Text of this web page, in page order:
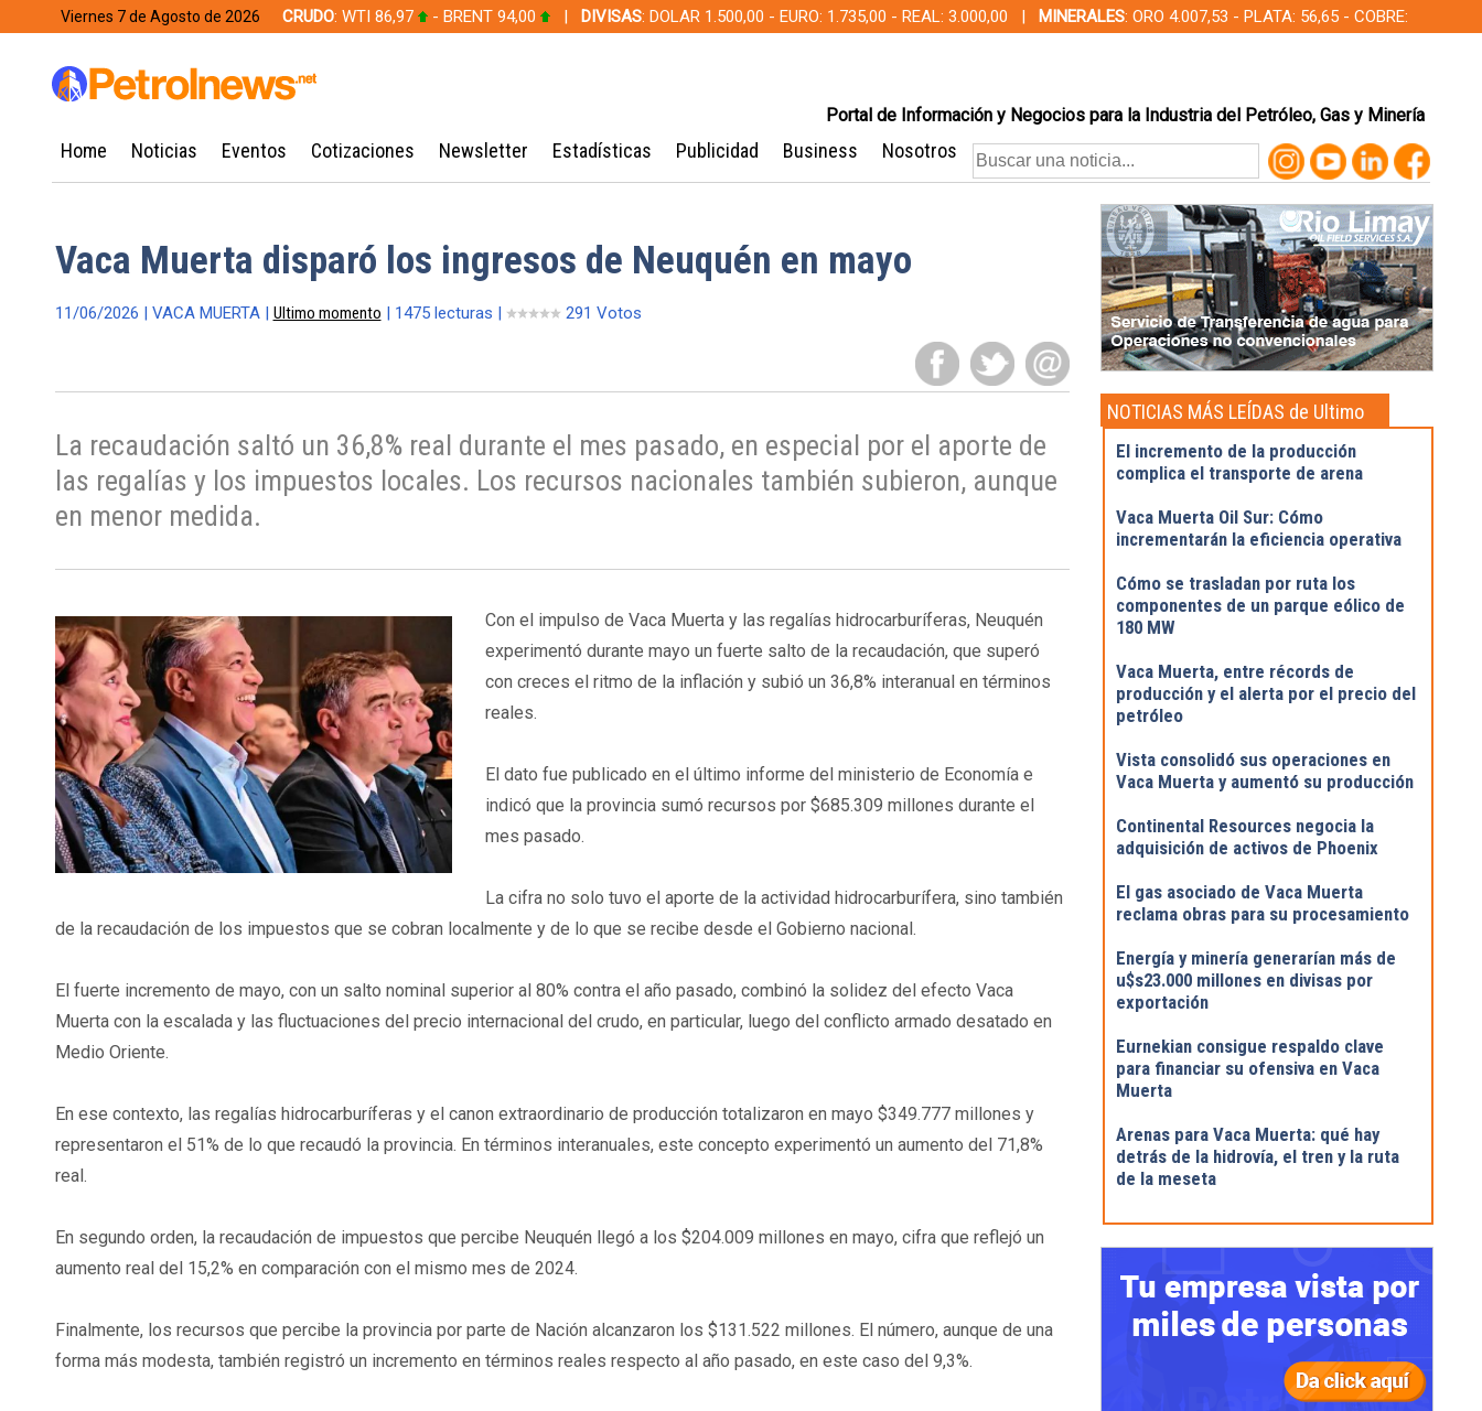
Viernes 7 de Agosto de 2026 CRUDO: WTI 86,97 - BRENT 94,00 | DIVISAS: DOLAR 1.500,00 - EURO: 1.735,00 - REAL: 3.000,00 | MINERALES: ORO 4.007,53 - PLATA: 56,65 - COBRE:
Portal de Información y Negocios para la Industria del Petróleo, Gas y Minería
Home Noticias Eventos Cotizaciones Newsletter Estadísticas Publicidad Business Nosotros
Vaca Muerta disparó los ingresos de Neuquén en mayo
11/06/2026 | VACA MUERTA | Ultimo momento | 1475 lecturas | 291 Votos
La recaudación saltó un 36,8% real durante el mes pasado, en especial por el aporte de
las regalías y los impuestos locales. Los recursos nacionales también subieron, aunque
en menor medida.
Con el impulso de Vaca Muerta y las regalías hidrocarburíferas, Neuquén
experimentó durante mayo un fuerte salto de la recaudación, que superó
con creces el ritmo de la inflación y subió un 36,8% interanual en términos
reales.
El dato fue publicado en el último informe del ministerio de Economía e
indicó que la provincia sumó recursos por $685.309 millones durante el
mes pasado.
La cifra no solo tuvo el aporte de la actividad hidrocarburífera, sino también
de la recaudación de los impuestos que se cobran localmente y de lo que se recibe desde el Gobierno nacional.
El fuerte incremento de mayo, con un salto nominal superior al 80% contra el año pasado, combinó la solidez del efecto Vaca
Muerta con la escalada y las fluctuaciones del precio internacional del crudo, en particular, luego del conflicto armado desatado en
Medio Oriente.
En ese contexto, las regalías hidrocarburíferas y el canon extraordinario de producción totalizaron en mayo $349.777 millones y
representaron el 51% de lo que recaudó la provincia. En términos interanuales, este concepto experimentó un aumento del 71,8%
real.
En segundo orden, la recaudación de impuestos que percibe Neuquén llegó a los $204.009 millones en mayo, cifra que reflejó un
aumento real del 15,2% en comparación con el mismo mes de 2024.
Finalmente, los recursos que percibe la provincia por parte de Nación alcanzaron los $131.522 millones. El número, aunque de una
forma más modesta, también registró un incremento en términos reales respecto al año pasado, en este caso del 9,3%.
NOTICIAS MÁS LEÍDAS de Ultimo
momento
El incremento de la producción
complica el transporte de arena
Vaca Muerta Oil Sur: Cómo
incrementarán la eficiencia operativa
Cómo se trasladan por ruta los
componentes de un parque eólico de
180 MW
Vaca Muerta, entre récords de
producción y el alerta por el precio del
petróleo
Vista consolidó sus operaciones en
Vaca Muerta y aumentó su producción
Continental Resources negocia la
adquisición de activos de Phoenix
El gas asociado de Vaca Muerta
reclama obras para su procesamiento
Energía y minería generarían más de
u$s23.000 millones en divisas por
exportación
Eurnekian consigue respaldo clave
para financiar su ofensiva en Vaca
Muerta
Arenas para Vaca Muerta: qué hay
detrás de la hidrovía, el tren y la ruta
de la meseta